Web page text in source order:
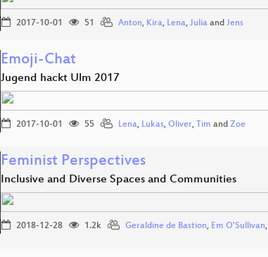
2017-10-01 51 Anton, Kira, Lena, Julia and Jens
Emoji-Chat
Jugend hackt Ulm 2017
2017-10-01 55 Lena, Lukas, Oliver, Tim and Zoe
Feminist Perspectives
Inclusive and Diverse Spaces and Communities
2018-12-28 1.2k Geraldine de Bastion, Em O'Sullivan,